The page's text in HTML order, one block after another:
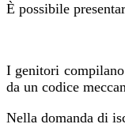
È possibile
I genitori
da un codice
Nella domanda di